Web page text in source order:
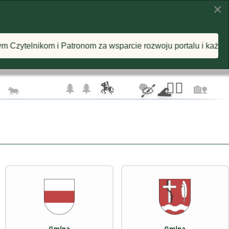
🦅 🦅 ☁️
🐄 🌲 🌲 🌳 🏡
🚴‍♂️
🛶 🌊
×
za wsparcie rozwoju portalu i każdą postawioną wirtualną